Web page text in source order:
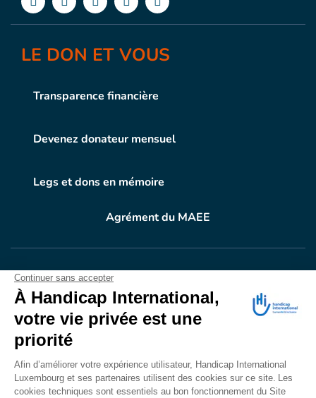
LE DON ET VOUS
Transparence financière
Devenez donateur mensuel
Legs et dons en mémoire
Agrément du MAEE
VOTRE DONEN ACTION
Grâce à vous, en 2024, 604.716 personnes ont
bénéficié d’appareillage et d’activités de réadaptation.
Merci pour votre générosité.